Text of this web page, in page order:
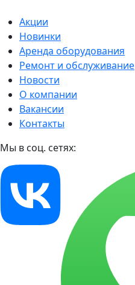
Акции
Новинки
Аренда оборудования
Ремонт и обслуживание
Новости
О компании
Вакансии
Контакты
Мы в соц. сетях: